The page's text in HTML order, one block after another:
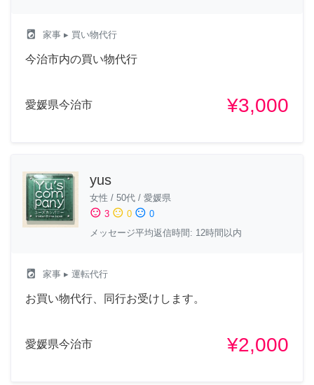
local_laundry_service 家事 ▸ 買い物代行
今治市内の買い物代行
愛媛県今治市 ¥3,000
yus
女性 / 50代 / 愛媛県
sentiment_satisfied 3 sentiment_neutral 0 sentiment_dissatisfied 0
メッセージ平均返信時間: 12時間以内
local_laundry_service 家事 ▸ 運転代行
お買い物代行、同行お受けします。
愛媛県今治市 ¥2,000